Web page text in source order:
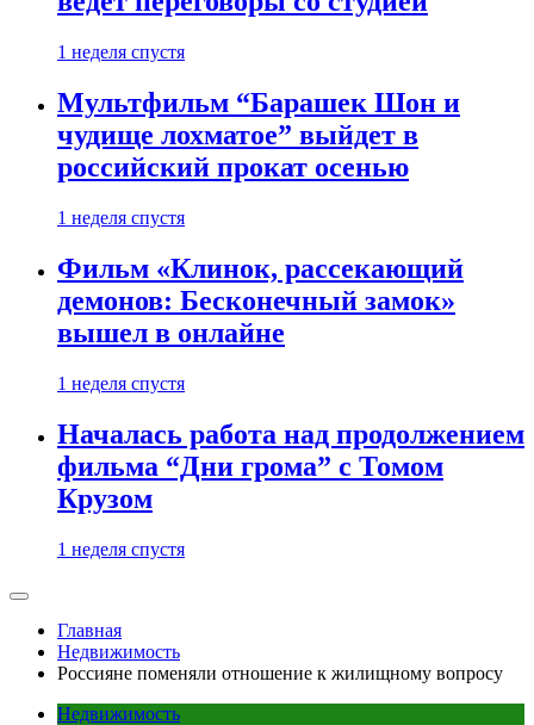
1 неделя спустя
Мультфильм “Барашек Шон и
чудище лохматое” выйдет в
российский прокат осенью
1 неделя спустя
Фильм «Клинок, рассекающий
демонов: Бесконечный замок»
вышел в онлайне
1 неделя спустя
Началась работа над продолжением
фильма “Дни грома” с Томом
Крузом
1 неделя спустя
Главная
Недвижимость
Россияне поменяли отношение к жилищному вопросу
Недвижимость